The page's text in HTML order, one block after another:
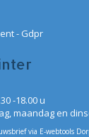
- Gdpr
-18.00 u
maandag en
via E-webtools